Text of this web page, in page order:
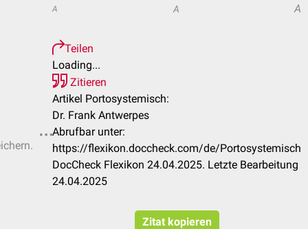
A A A
Teilen
Loading...
Zitieren
Artikel Portosystemisch:
Dr. Frank Antwerpes
Abrufbar unter:
https://flexikon.doccheck.com/de/Portosystemisch
DocCheck Flexikon 24.04.2025. Letzte Bearbeitung
24.04.2025
Zitat kopieren